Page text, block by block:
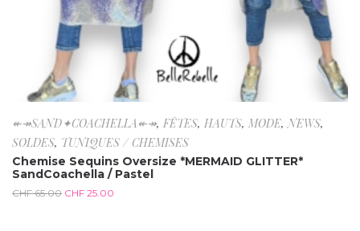
↞↠SAND✦COACHELLA↞↠, FÊTES, HAUTS, MODE,NEWS,
SOLDES, TUNIQUES / CHEMISES
Chemise Sequins Oversize *MERMAID GLITTER*
SandCoachella / Pastel
CHF65.00 CHF 25.00